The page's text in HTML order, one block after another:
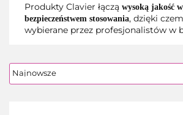
Produkty Clavier łączą wysoką jakość
bezpieczeństwem stosowania, dzięki
wybierane przez profesjonalistów w